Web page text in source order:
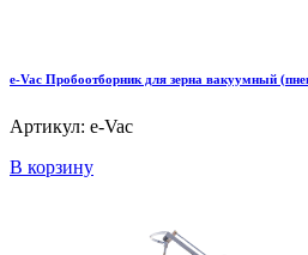
e-Vac Пробоотборник для зерна вакуумный
Артикул: e-Vac
В корзину